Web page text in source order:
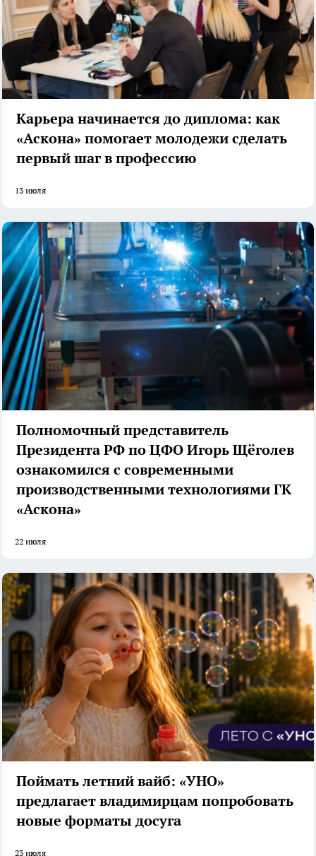
Карьера начинается до диплома: как
«Аскона» помогает молодежи сделать
первый шаг в профессию
13 июля
Полномочный представитель
Президента РФ по ЦФО Игорь Щёголев
ознакомился с современными
производственными технологиями ГК
«Аскона»
22 июля
Поймать летний вайб: «УНО»
предлагает владимирцам попробовать
новые форматы досуга
23 июля